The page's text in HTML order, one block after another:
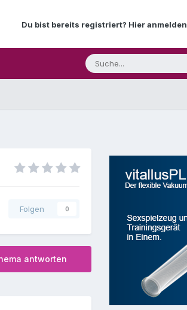
Du bist bereits registriert? Hier anmelden
Folgen 0
antworten